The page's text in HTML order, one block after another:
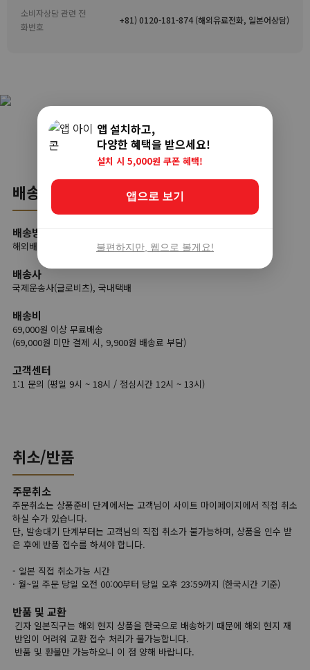
소비자상담 관련 전
화번호
+81) 0120-181-874 (해외유료전화, 일본어상담)
배송
배송방법
해외배송
배송사
국제운송사(글로비츠), 국내택배
배송비
69,000원 이상 무료배송
(69,000원 미만 결제 시, 9,900원 배송료 부담)
고객센터
1:1 문의 (평일 9시 ~ 18시 / 점심시간 12시 ~ 13시)
취소/반품
주문취소
주문취소는 상품준비 단계에서는 고객님이 사이트 마이페이지에서 직접 취소
하실 수가 있습니다.
단, 발송대기 단계부터는 고객님의 직접 취소가 불가능하며, 상품을 인수 받
은 후에 반품 접수를 하셔야 합니다.
- 일본 직접 취소가능 시간
· 월~일 주문 당일 오전 00:00부터 당일 오후 23:59까지 (한국시간 기준)
반품 및 교환
긴자 일본직구는 해외 현지 상품을 한국으로 배송하기 때문에 해외 현지 재
반입이 어려워 교환 접수 처리가 불가능합니다.
반품 및 환불만 가능하오니 이 점 양해 바랍니다.
앱 설치하고,
다양한 혜택을 받으세요!
설치 시 5,000원 쿠폰 혜택!
앱으로 보기
불편하지만, 웹으로 볼게요!